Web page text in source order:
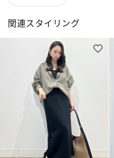
関連スタイリング